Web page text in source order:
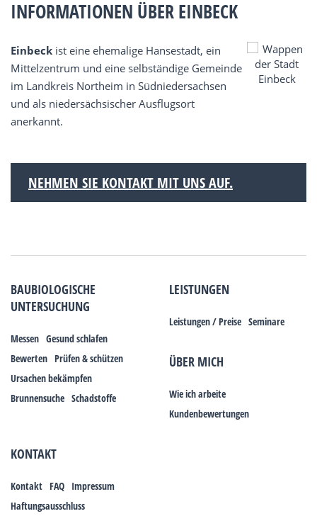
INFORMATIONEN ÜBER EINBECK
Einbeck ist eine ehemalige Hansestadt, ein
Mittelzentrum und eine selbständige Gemeinde
im Landkreis Northeim in Südniedersachsen
und als niedersächsischer Ausflugsort
anerkannt.
NEHMEN SIE KONTAKT MIT UNS AUF.
BAUBIOLOGISCHE
UNTERSUCHUNG
Messen Gesund schlafen
Bewerten Prüfen & schützen
Ursachen bekämpfen
Brunnensuche Schadstoffe
LEISTUNGEN
Leistungen / Preise Seminare
ÜBER MICH
Wie ich arbeite
Kundenbewertungen
KONTAKT
Kontakt FAQ Impressum
Haftungsausschluss